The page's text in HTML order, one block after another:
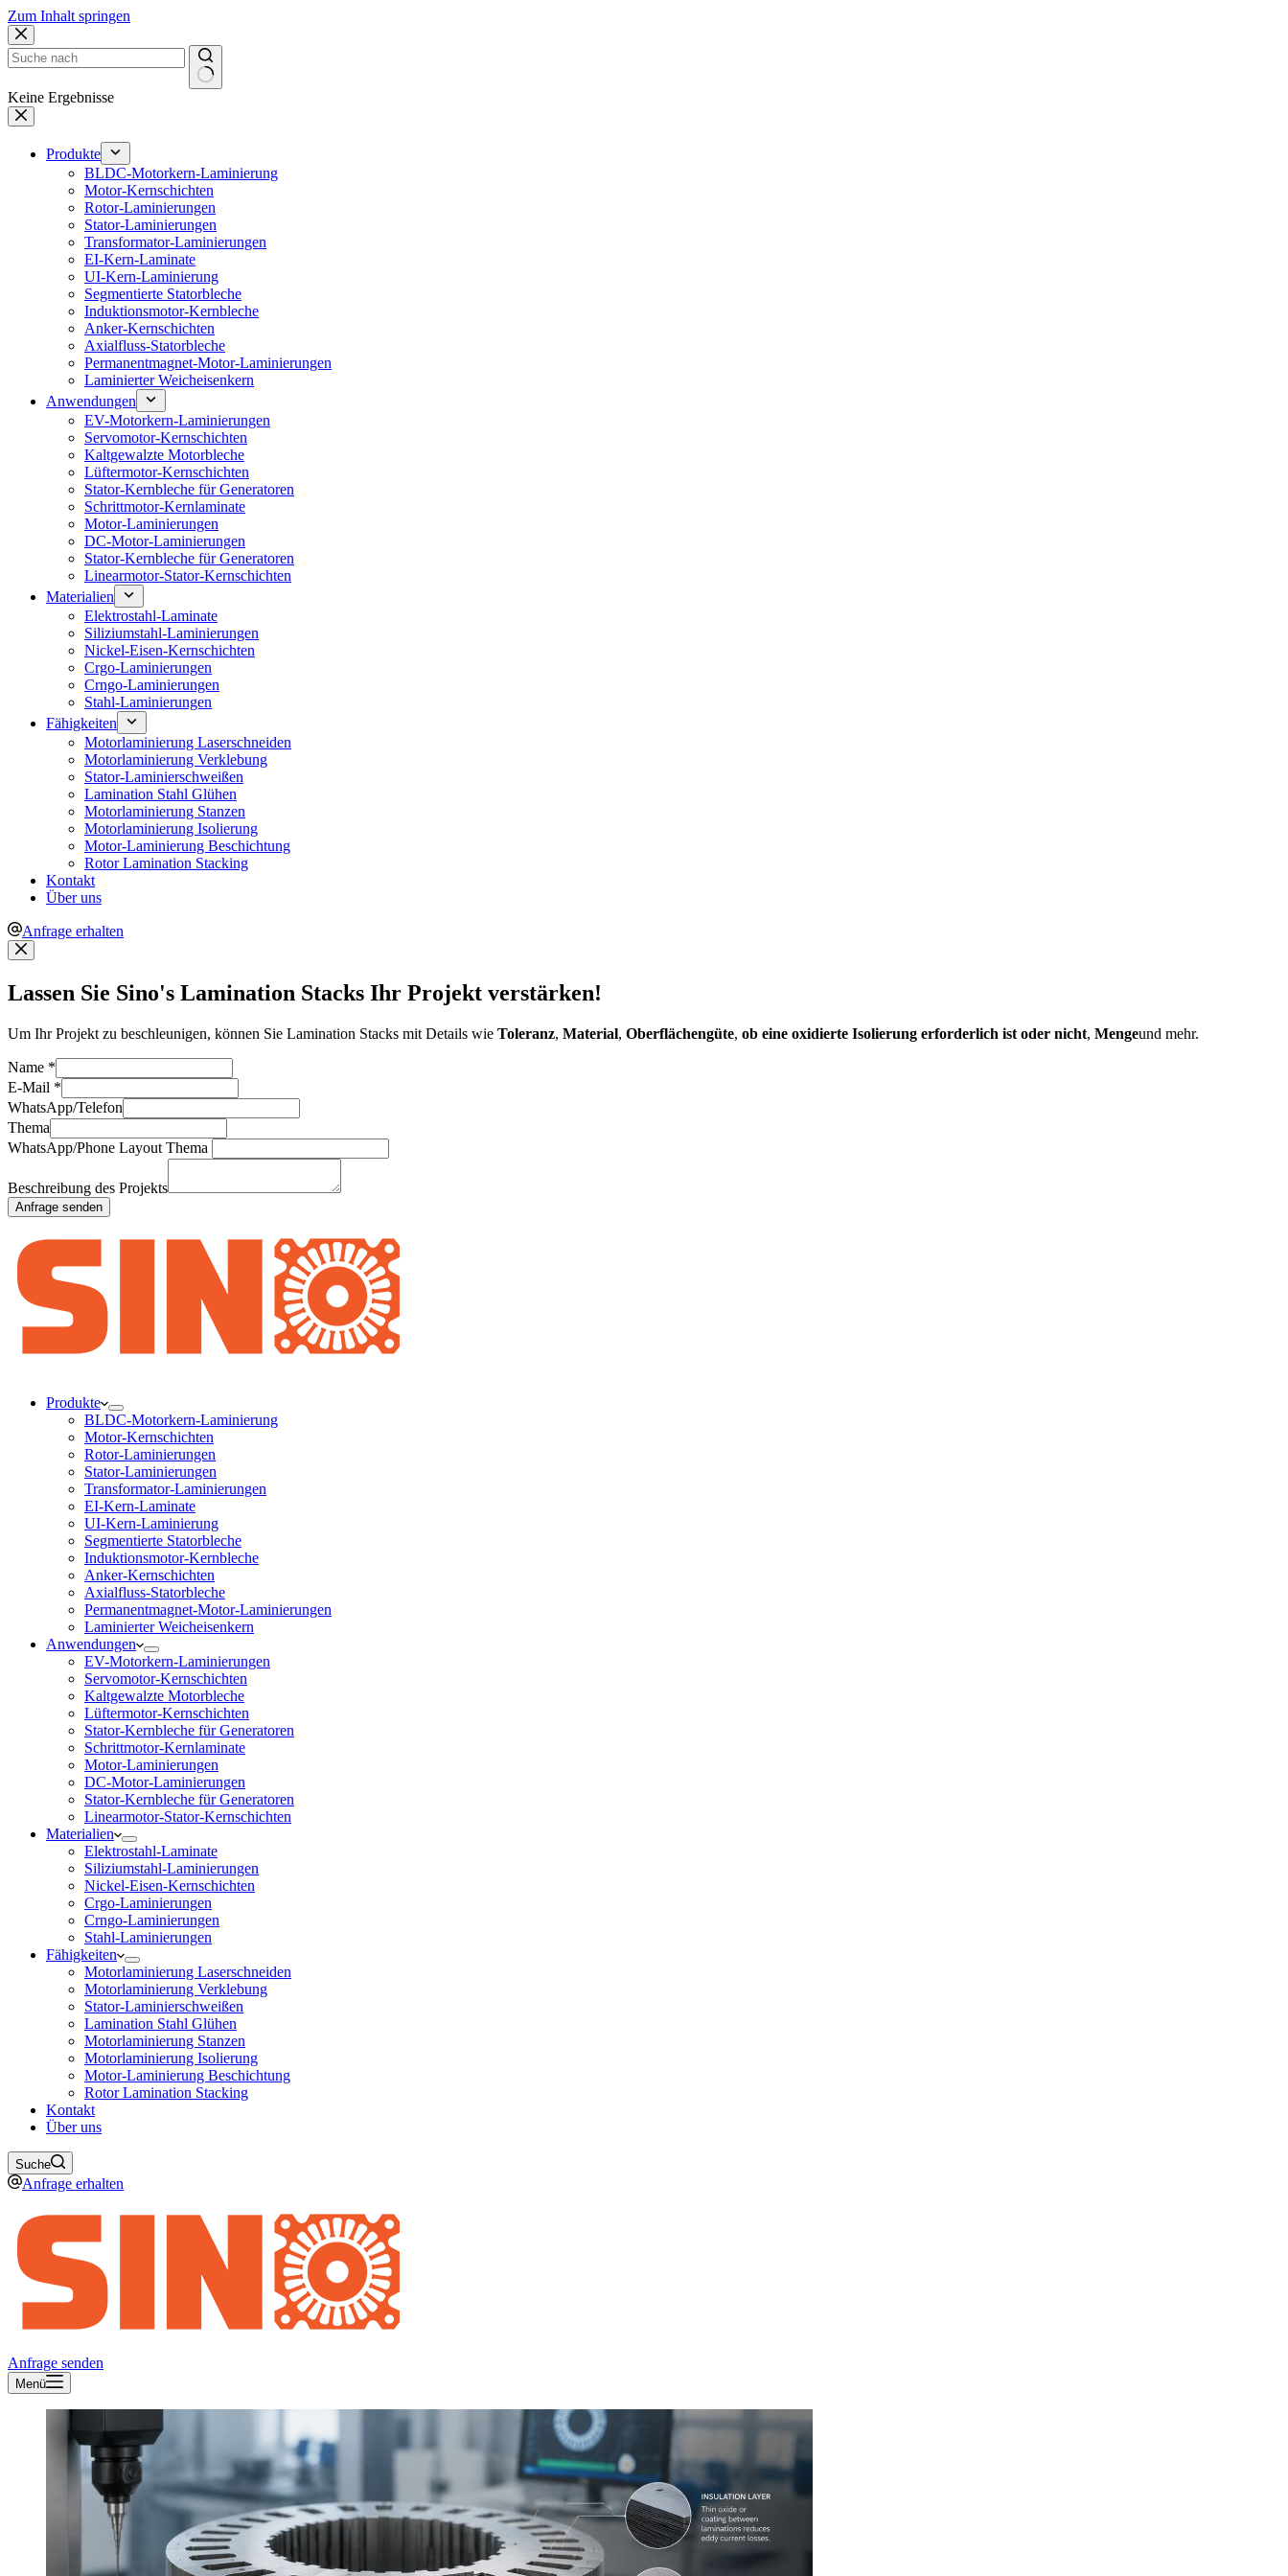
Zum Inhalt springen
Keine Ergebnisse
Produkte
BLDC-Motorkern-Laminierung
Motor-Kernschichten
Rotor-Laminierungen
Stator-Laminierungen
Transformator-Laminierungen
EI-Kern-Laminate
UI-Kern-Laminierung
Segmentierte Statorbleche
Induktionsmotor-Kernbleche
Anker-Kernschichten
Axialfluss-Statorbleche
Permanentmagnet-Motor-Laminierungen
Laminierter Weicheisenkern
Anwendungen
EV-Motorkern-Laminierungen
Servomotor-Kernschichten
Kaltgewalzte Motorbleche
Lüftermotor-Kernschichten
Stator-Kernbleche für Generatoren
Schrittmotor-Kernlaminate
Motor-Laminierungen
DC-Motor-Laminierungen
Stator-Kernbleche für Generatoren
Linearmotor-Stator-Kernschichten
Materialien
Elektrostahl-Laminate
Siliziumstahl-Laminierungen
Nickel-Eisen-Kernschichten
Crgo-Laminierungen
Crngo-Laminierungen
Stahl-Laminierungen
Fähigkeiten
Motorlaminierung Laserschneiden
Motorlaminierung Verklebung
Stator-Laminierschweißen
Lamination Stahl Glühen
Motorlaminierung Stanzen
Motorlaminierung Isolierung
Motor-Laminierung Beschichtung
Rotor Lamination Stacking
Kontakt
Über uns
Anfrage erhalten
Lassen Sie Sino's Lamination Stacks Ihr Projekt verstärken!
Um Ihr Projekt zu beschleunigen, können Sie Lamination Stacks mit Details wie Toleranz, Material, Oberflächengüte, ob eine oxidierte Isolierung erforderlich ist oder nicht, Mengeund mehr.
Name *
E-Mail *
WhatsApp/Telefon
Thema
WhatsApp/Phone Layout Thema
Beschreibung des Projekts
Anfrage senden
Produkte
BLDC-Motorkern-Laminierung
Motor-Kernschichten
Rotor-Laminierungen
Stator-Laminierungen
Transformator-Laminierungen
EI-Kern-Laminate
UI-Kern-Laminierung
Segmentierte Statorbleche
Induktionsmotor-Kernbleche
Anker-Kernschichten
Axialfluss-Statorbleche
Permanentmagnet-Motor-Laminierungen
Laminierter Weicheisenkern
Anwendungen
EV-Motorkern-Laminierungen
Servomotor-Kernschichten
Kaltgewalzte Motorbleche
Lüftermotor-Kernschichten
Stator-Kernbleche für Generatoren
Schrittmotor-Kernlaminate
Motor-Laminierungen
DC-Motor-Laminierungen
Stator-Kernbleche für Generatoren
Linearmotor-Stator-Kernschichten
Materialien
Elektrostahl-Laminate
Siliziumstahl-Laminierungen
Nickel-Eisen-Kernschichten
Crgo-Laminierungen
Crngo-Laminierungen
Stahl-Laminierungen
Fähigkeiten
Motorlaminierung Laserschneiden
Motorlaminierung Verklebung
Stator-Laminierschweißen
Lamination Stahl Glühen
Motorlaminierung Stanzen
Motorlaminierung Isolierung
Motor-Laminierung Beschichtung
Rotor Lamination Stacking
Kontakt
Über uns
Suche
Anfrage erhalten
Anfrage senden
Menü